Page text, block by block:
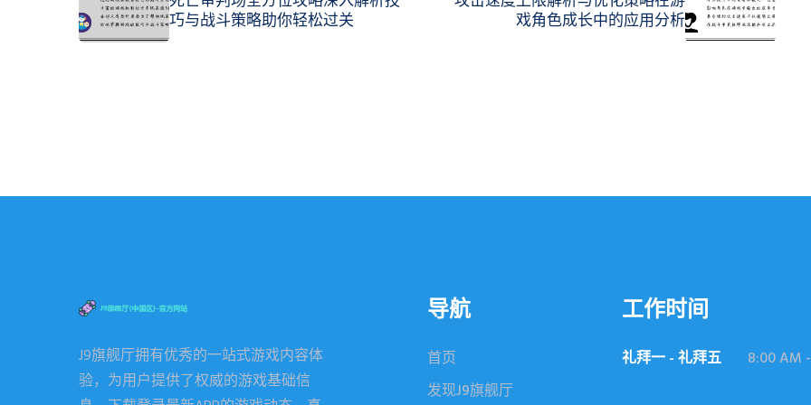
巧与战斗策略助你轻松过关
戏角色成长中的应用分析
J9旗舰厅拥有优秀的一站式游戏内容体
验，为用户提供了权威的游戏基础信
导航
首页
发现J9旗舰厅
工作时间
礼拜一 - 礼拜五 8:00 AM